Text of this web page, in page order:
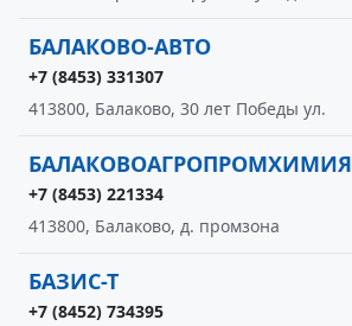
БАЛАКОВО-АВТО
+7 (8453) 331307
413800, Балаково, 30 лет Победы ул.
БАЛАКОВОАГРОПРОМХИМИЯ
+7 (8453) 221334
413800, Балаково, д. промзона
БАЗИС-Т
+7 (8452) 734395